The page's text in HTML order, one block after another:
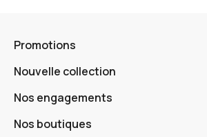
Promotions
Nouvelle collection
Nos engagements
Nos boutiques